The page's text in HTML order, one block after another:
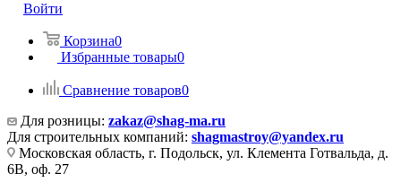
Войти
Корзина0
Избранные товары0
Сравнение товаров0
Для розницы: zakaz@shag-ma.ru
Для строительных компаний: shagmastroy@yandex.ru
Московская область, г. Подольск, ул. Клемента Готвальда, д.
6В, оф. 27